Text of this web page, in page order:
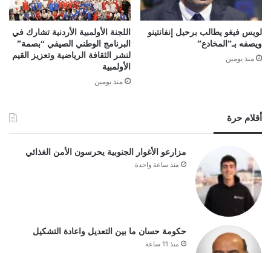
لويس فيغو يطالب برحيل إنفانتينو
ويصفه بـ”المخادع”
منذ يومين
اللجنة الأولمبية الأردنية تشارك في
البرنامج الوطني الصيفي “بصمة”
لنشر الثقافة الرياضية وتعزيز القيم
الأولمبية
منذ يومين
أقلام حرة
مزارعو الأغوار الجنوبية يحرسون الأمن الغذائي
منذ ساعة واحدة
حكومة حسان ما بين التعديل واعادة التشكيل
منذ 11 ساعة